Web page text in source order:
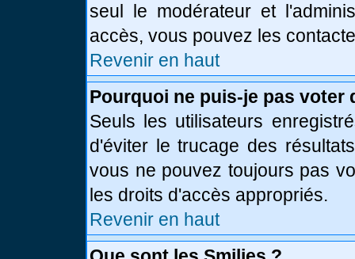
seul le modérateur et
accès, vous pouvez les
Revenir en haut
Pourquoi ne puis-je pas voter
Seuls les utilisateurs
d'éviter le trucage des
vous ne pouvez toujours pas
les droits d'accès appropriés.
Revenir en haut